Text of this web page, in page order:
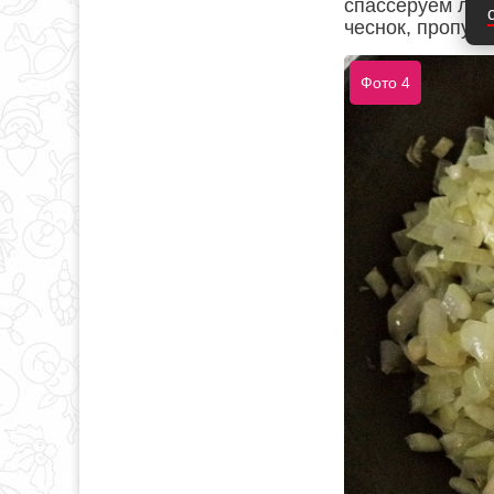
спассеруем
чеснок,
Фото 4